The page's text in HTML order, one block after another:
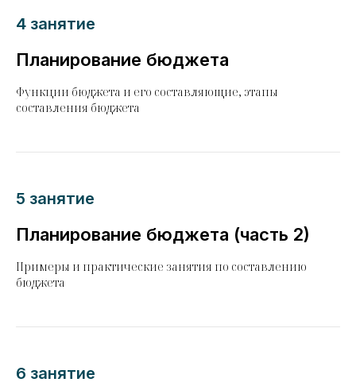
4 занятие
Планирование бюджета
Функции бюджета и его составляющие, этапы
составления бюджета
5 занятие
Планирование бюджета (часть 2)
Примеры и практические занятия по составлению
бюджета
6 занятие